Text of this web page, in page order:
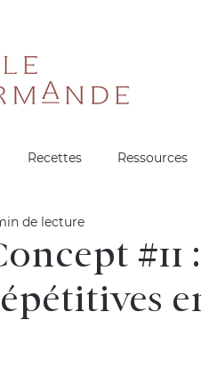
Recettes Ressources
de lecture